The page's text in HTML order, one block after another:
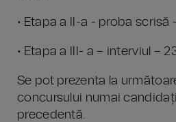
• Etapa a II-a - proba scrisă
• Etapa a III- a – interviul –
Se pot prezenta la
concursului numai
precedentă.